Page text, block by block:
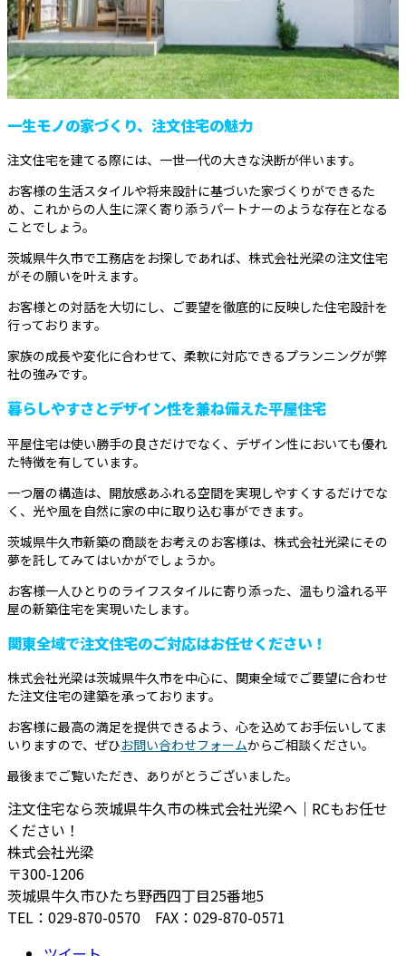
一生モノの家づくり、注文住宅の魅力
注文住宅を建てる際には、一世一代の大きな決断が伴います。
お客様の生活スタイルや将来設計に基づいた家づくりができるた
め、これからの人生に深く寄り添うパートナーのような存在となる
ことでしょう。
茨城県牛久市で工務店をお探しであれば、株式会社光梁の注文住宅
がその願いを叶えます。
お客様との対話を大切にし、ご要望を徹底的に反映した住宅設計を
行っております。
家族の成長や変化に合わせて、柔軟に対応できるプランニングが弊
社の強みです。
暮らしやすさとデザイン性を兼ね備えた平屋住宅
平屋住宅は使い勝手の良さだけでなく、デザイン性においても優れ
た特徴を有しています。
一つ層の構造は、開放感あふれる空間を実現しやすくするだけでな
く、光や風を自然に家の中に取り込む事ができます。
茨城県牛久市新築の商談をお考えのお客様は、株式会社光梁にその
夢を託してみてはいかがでしょうか。
お客様一人ひとりのライフスタイルに寄り添った、温もり溢れる平
屋の新築住宅を実現いたします。
関東全域で注文住宅のご対応はお任せください！
株式会社光梁は茨城県牛久市を中心に、関東全域でご要望に合わせ
た注文住宅の建築を承っております。
お客様に最高の満足を提供できるよう、心を込めてお手伝いしてま
いりますので、ぜひお問い合わせフォームからご相談ください。
最後までご覧いただき、ありがとうございました。
注文住宅なら茨城県牛久市の株式会社光梁へ｜RCもお任せ
ください！
株式会社光梁
〒300-1206
茨城県牛久市ひたち野西四丁目25番地5
TEL：029-870-0570 FAX：029-870-0571